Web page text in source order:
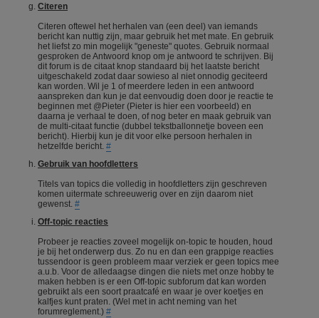
Citeren
Citeren oftewel het herhalen van (een deel) van iemands
bericht kan nuttig zijn, maar gebruik het met mate. En gebruik
het liefst zo min mogelijk "geneste" quotes. Gebruik normaal
gesproken de Antwoord knop om je antwoord te schrijven. Bij
dit forum is de citaat knop standaard bij het laatste bericht
uitgeschakeld zodat daar sowieso al niet onnodig geciteerd
kan worden. Wil je 1 of meerdere leden in een antwoord
aanspreken dan kun je dat eenvoudig doen door je reactie te
beginnen met @Pieter (Pieter is hier een voorbeeld) en
daarna je verhaal te doen, of nog beter en maak gebruik van
de multi-citaat functie (dubbel tekstballonnetje boveen een
bericht). Hierbij kun je dit voor elke persoon herhalen in
hetzelfde bericht. #
Gebruik van hoofdletters
Titels van topics die volledig in hoofdletters zijn geschreven
komen uitermate schreeuwerig over en zijn daarom niet
gewenst. #
Off-topic reacties
Probeer je reacties zoveel mogelijk on-topic te houden, houd
je bij het onderwerp dus. Zo nu en dan een grappige reacties
tussendoor is geen probleem maar verziek er geen topics mee
a.u.b. Voor de alledaagse dingen die niets met onze hobby te
maken hebben is er een Off-topic subforum dat kan worden
gebruikt als een soort praatcafé en waar je over koetjes en
kalfjes kunt praten. (Wel met in acht neming van het
forumreglement.) #